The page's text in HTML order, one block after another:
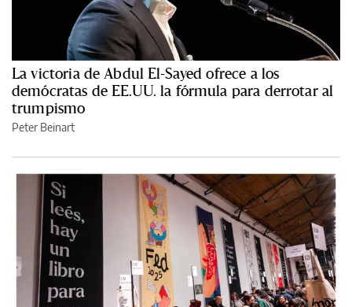
La victoria de Abdul El-Sayed ofrece a los
demócratas de EE.UU. la fórmula para derrotar al
trumpismo
Peter Beinart